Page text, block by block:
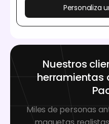
Personaliza
Nuestros
herramientas
Miles de personas